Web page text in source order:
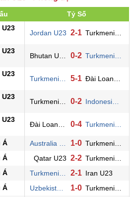
Tỷ Số
Jordan U23 2-1
0-2
5-1
0-2
0-4
Á 1-0
Á Qatar U23 2-2
Á 2-1 Iran U23
Á 1-0